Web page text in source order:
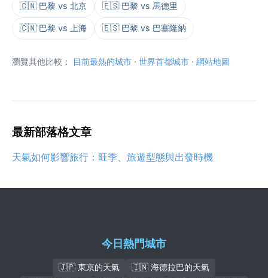
🇨🇳 巴黎 vs 北京 🇪🇸 巴黎 vs 馬德里
🇨🇳 巴黎 vs 上海 🇪🇸 巴黎 vs 巴塞隆納
瀏覽其他比較： 目前最熱的城市 · 世界首都城市 · 網站地圖
最新部落格文章
天氣如何影響旅行：旺季、旅遊型態與出發時機
今日熱門城市
🇯🇵 東京的天氣
🇮🇳 海德拉巴的天氣